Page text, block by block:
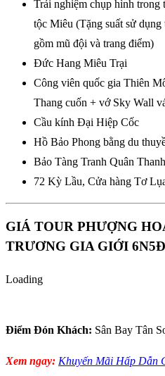
Trải nghiệm chụp hình trong
tộc Miêu (Tặng suất sử
gồm mũ đội và trang điểm)
Đức Hang Miêu Trại
Công viên quốc gia Thiên
Thang cuốn + vớ Sky Wall
Cầu kính Đại Hiệp Cốc
Hồ Bảo Phong bằng du
Bảo Tàng Tranh Quân Thanh
72 Kỳ Lầu, Cửa hàng Tơ
GIÁ TOUR PHƯỢNG
TRƯƠNG GIA GIỚI 6N5Đ
Loading
Điểm Đón Khách: Sân Bay Tân
Xem ngay: Khuyến Mãi Hấp Dẫn